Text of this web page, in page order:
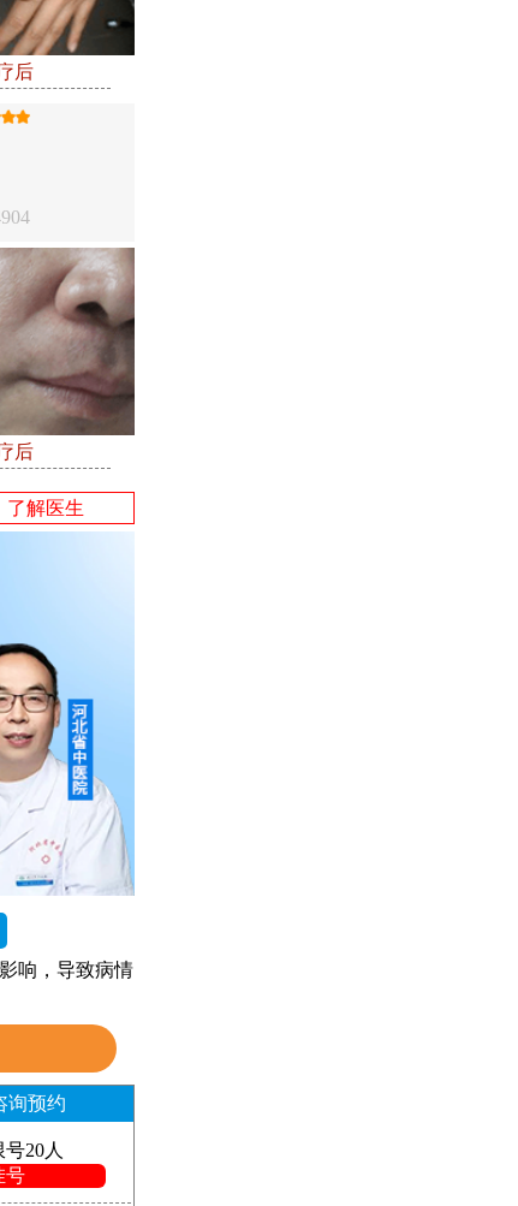
后
后
了解医生
响，导致病情
询预约
20人
号